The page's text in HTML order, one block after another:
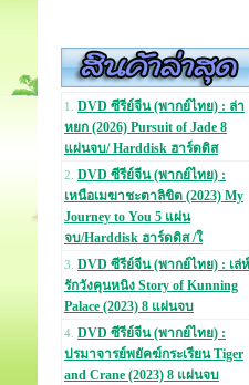
1. DVD ซีรีย์จีน (พากย์ไทย) : ล่า
หยก (2026) Pursuit of Jade 8
แผ่นจบ/ Harddisk ฮาร์ดดิส
2. DVD ซีรีย์จีน (พากย์ไทย) :
เหนือเมฆาชะตาลิขิต (2023) My
Journey to You 5 แผ่น
จบ/Harddisk ฮาร์ดดิส /ใ
3. DVD ซีรีย์จีน (พากย์ไทย) : เล่ห์
รักวังคุนหนิง Story of Kunning
Palace (2023) 8 แผ่นจบ
4. DVD ซีรีย์จีน (พากย์ไทย) :
ปรมาจารย์พยัคฆ์กระเรียน Tiger
and Crane (2023) 8 แผ่นจบ